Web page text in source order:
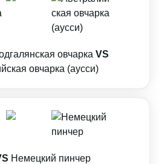
овчарка VS
овчарка (аусси)
Немецкий пинчер